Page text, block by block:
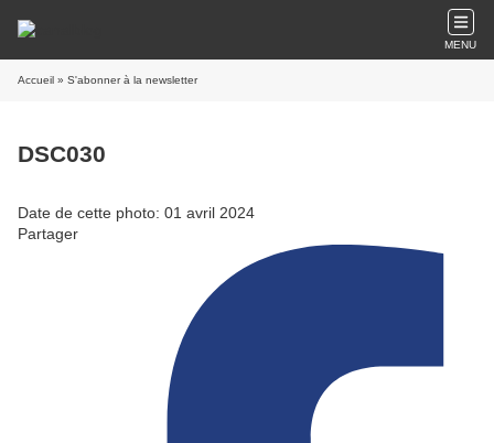
MENU
Accueil » S'abonner à la newsletter
DSC030
Date de cette photo: 01 avril 2024
Partager